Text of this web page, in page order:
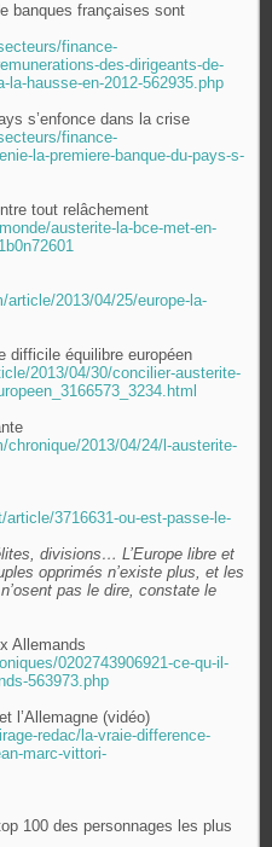
banques françaises sont
finance-
des-dirigeants-de-
la-hausse-en-2012-562935.php
s’enfonce dans la crise
finance-
la-premiere-banque-du-pays-s-
tout relâchement
austerite-la-bce-met-en-
article/2013/04/25/europe-la-
difficile équilibre européen
2013/04/30/concilier-austerite-
chronique/2013/04/24/l-austerite-
3716631-ou-est-passe-le-
divisions… L’Europe libre et
opprimés n’existe plus, et les
pas le dire, constate le
Allemands
0202743906921-ce-qu-il-
563973.php
l’Allemagne (vidéo)
redac/la-vraie-difference-
marc-vittori-
100 des personnages les plus